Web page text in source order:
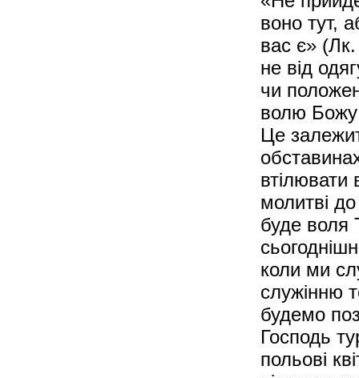
воно тут,
вас є» (Лк.
не від
чи
волю Божу
Це
втілювати
молитві
буде воля
коли ми
служінню
будемо
Господь
польові